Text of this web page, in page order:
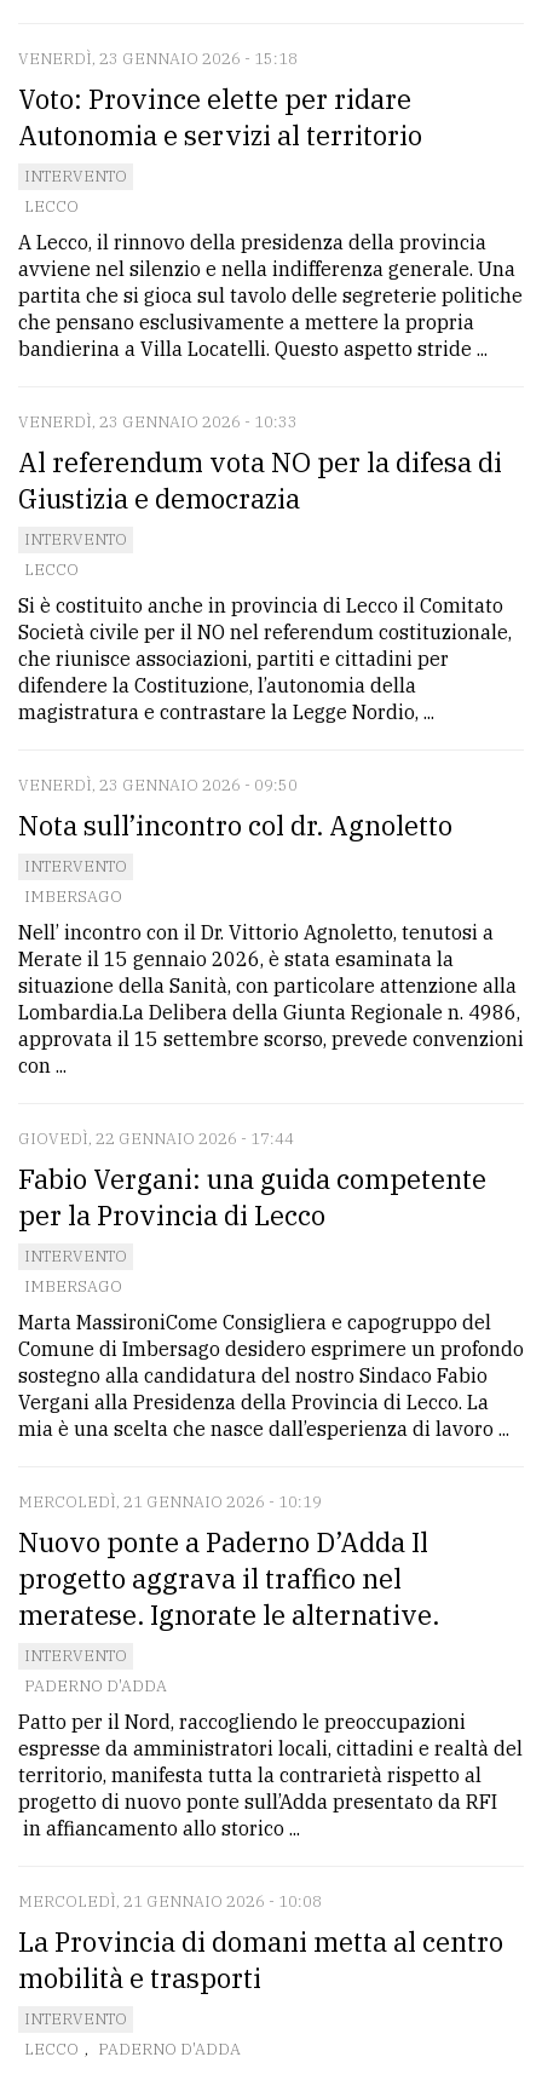
VENERDÌ, 23 GENNAIO 2026 - 15:18
Voto: Province elette per ridare
Autonomia e servizi al territorio
INTERVENTO
LECCO
A Lecco, il rinnovo della presidenza della provincia
avviene nel silenzio e nella indifferenza generale. Una
partita che si gioca sul tavolo delle segreterie politiche
che pensano esclusivamente a mettere la propria
bandierina a Villa Locatelli. Questo aspetto stride ...
VENERDÌ, 23 GENNAIO 2026 - 10:33
Al referendum vota NO per la difesa di
Giustizia e democrazia
INTERVENTO
LECCO
Si è costituito anche in provincia di Lecco il Comitato
Società civile per il NO nel referendum costituzionale,
che riunisce associazioni, partiti e cittadini per
difendere la Costituzione, l’autonomia della
magistratura e contrastare la Legge Nordio, ...
VENERDÌ, 23 GENNAIO 2026 - 09:50
Nota sull’incontro col dr. Agnoletto
INTERVENTO
IMBERSAGO
Nell’ incontro con il Dr. Vittorio Agnoletto, tenutosi a
Merate il 15 gennaio 2026, è stata esaminata la
situazione della Sanità, con particolare attenzione alla
Lombardia.La Delibera della Giunta Regionale n. 4986,
approvata il 15 settembre scorso, prevede convenzioni
con ...
GIOVEDÌ, 22 GENNAIO 2026 - 17:44
Fabio Vergani: una guida competente
per la Provincia di Lecco
INTERVENTO
IMBERSAGO
Marta MassironiCome Consigliera e capogruppo del
Comune di Imbersago desidero esprimere un profondo
sostegno alla candidatura del nostro Sindaco Fabio
Vergani alla Presidenza della Provincia di Lecco. La
mia è una scelta che nasce dall’esperienza di lavoro ...
MERCOLEDÌ, 21 GENNAIO 2026 - 10:19
Nuovo ponte a Paderno D’Adda Il
progetto aggrava il traffico nel
meratese. Ignorate le alternative.
INTERVENTO
PADERNO D'ADDA
Patto per il Nord, raccogliendo le preoccupazioni
espresse da amministratori locali, cittadini e realtà del
territorio, manifesta tutta la contrarietà rispetto al
progetto di nuovo ponte sull’Adda presentato da RFI
in affiancamento allo storico ...
MERCOLEDÌ, 21 GENNAIO 2026 - 10:08
La Provincia di domani metta al centro
mobilità e trasporti
INTERVENTO
LECCO , PADERNO D'ADDA